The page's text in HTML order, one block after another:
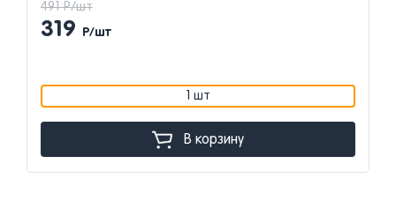
491 Р/шт
319 Р/шт
1 шт
В корзину